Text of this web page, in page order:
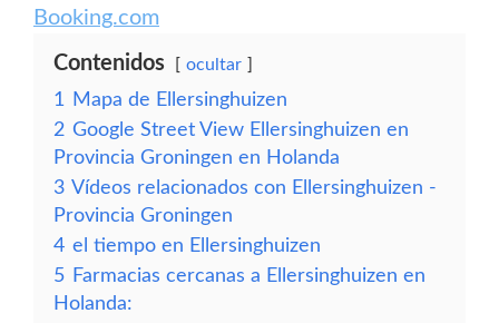
Booking.com
Contenidos ocultar
1
Mapa de Ellersinghuizen
2 Google Street View Ellersinghuizen en
Provincia Groningen en Holanda
3 Vídeos relacionados con Ellersinghuizen -
Provincia Groningen
4 el tiempo en Ellersinghuizen
5 Farmacias cercanas a Ellersinghuizen en
Holanda: